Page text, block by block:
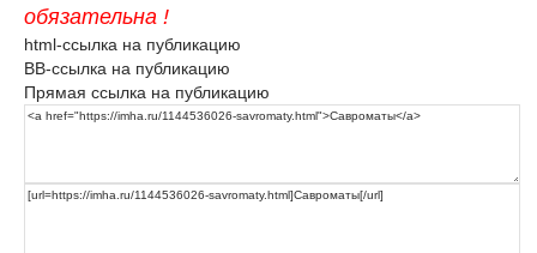
обязательна !
html-ссылка на публикацию
BB-ссылка на публикацию
Прямая ссылка на публикацию